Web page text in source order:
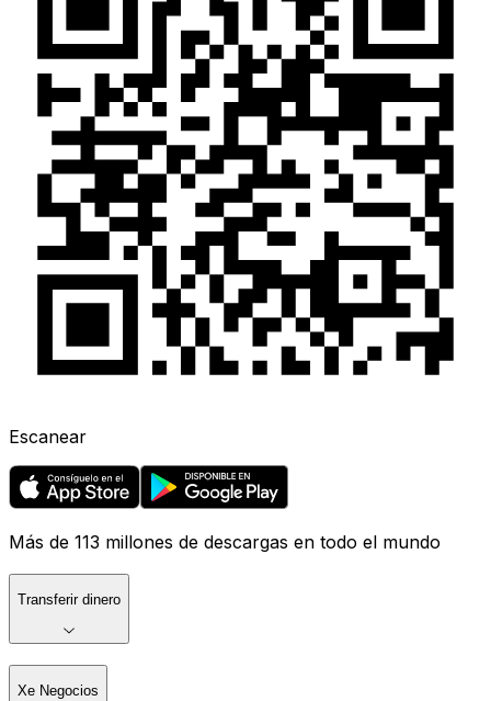
Escanear
Más de 113 millones de descargas en todo el mundo
Transferir dinero
Xe Negocios